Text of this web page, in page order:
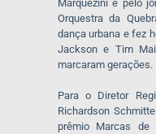
Marquezini e pelo
Orquestra da
dança urbana e fez
Jackson e Tim
marcaram gerações.
Para o Diretor
Richardson
prêmio Marcas